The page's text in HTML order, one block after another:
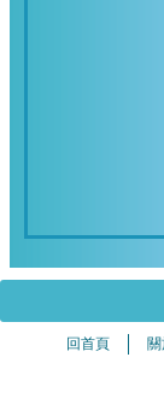
回首頁